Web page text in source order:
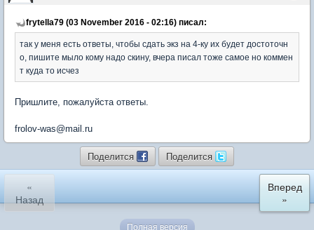
frytella79 (03 November 2016 - 02:16) писал:
так у меня есть ответы, чтобы сдать экз на 4-ку их будет достоточн
о, пишите мыло кому надо скину, вчера писал тоже самое но коммен
т куда то исчез
Пришлите, пожалуйста ответы.
frolov-was@mail.ru
Поделится Поделится
«
Назад
Вперед
»
Полная версия